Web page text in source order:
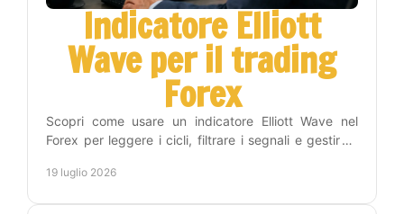
Indicatore Elliott
Wave per il trading
Forex
Scopri come usare un indicatore Elliott Wave nel
Forex per leggere i cicli, filtrare i segnali e gestire il
19 luglio 2026